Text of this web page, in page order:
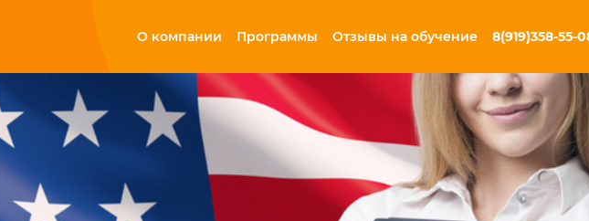
О компании Программы Отзывы на обучение 8(919)358-55-